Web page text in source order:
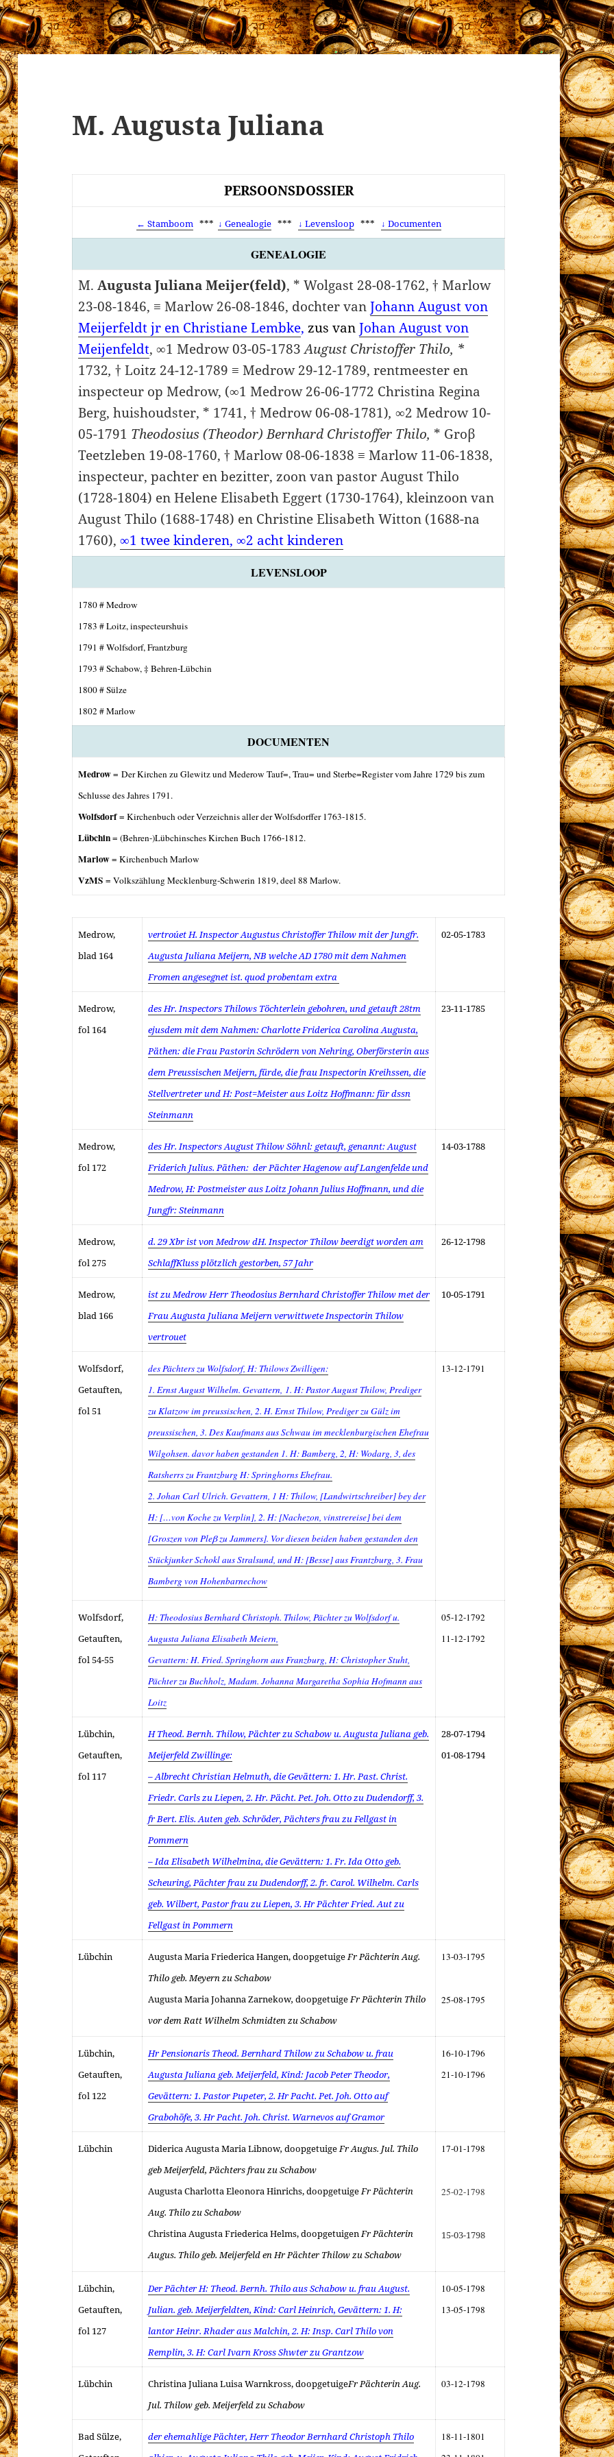
M. Augusta Juliana
PERSOONSDOSSIER
← Stamboom*** ↓ Genealogie *** ↓ Levensloop*** ↓ Documenten
GENEALOGIE
M. Augusta Juliana Meijer(feld), * Wolgast 28-08-1762, † Marlow
23-08-1846, ≡ Marlow 26-08-1846, dochter vanJohann August von
Meijerfeldt jr en Christiane Lembke, zus vanJohan August von
Meijenfeldt, ∞1 Medrow 03-05-1783August Chri­stoffer Thilo, *
1732, † Loitz 24-12-1789 ≡ Medrow 29-12-1789, rentmeester en
inspecteur op Medrow, (∞1 Medrow 26-06-1772 Chris­tina Regina
Berg, huishoudster, * 1741, † Medrow 06-08-1781), ∞2 Medrow 10-
05-1791 Theodosius (Theodor) Bernhard Christoffer Thilo, * Groβ
Teetzleben 19-08-1760, † Marlow 08-06-1838 ≡ Marlow 11-06-1838,
inspecteur, pachter en bezitter, zoon van pastor August Thilo
(1728-1804) en Helene Elisabeth Eggert (1730-1764), kleinzoon van
August Thilo (1688-1748) en Christine Elisabeth Witton (1688-na
1760), ∞1 twee kinderen, ∞2 acht kinderen
LEVENSLOOP
1780 # Medrow
1783 # Loitz, inspecteurshuis
1791 # Wolfsdorf, Frantzburg
1793 # Schabow, ‡ Behren-Lübchin
1800 # Sülze
1802 # Marlow
DOCUMENTEN
Medrow= Der Kirchen zu Glewitz und Mederow Tauf=, Trau= und Sterbe=Register vom Jahre 1729 bis zum
Schlusse des Jahres 1791.
Wolfsdorf= Kirchenbuch oder Verzeichnis aller der Wolfsdorffer 1763-1815.
Lübchin= (Behren-)Lübchinsches Kirchen Buch 1766-1812.
Marlow= Kirchenbuch Marlow
VzMS= VolkszählungMecklenburg-Schwerin 1819, deel 88 Marlow.
Medrow,
blad 164
vertroúetH. Inspector Augustus Christoffer Thilow mit der Jungfr.
Augusta Juliana Meijern, NB welche AD 1780 mit dem Nahmen
Fromen angesegnet ist. quod probentam extra
02-05-1783
Medrow,
fol 164
des Hr. Inspectors Thilows Töchterlein gebohren, und getauft 28tm
ejusdem mit dem Nahmen: Charlotte Friderica Carolina Augusta,
Päthen: die Frau Pastorin Schrödern von Nehring, Oberförsterin aus
dem Preussischen Meijern, fürde, die frau Inspectorin Kreihssen, die
Stellvertreter und H: Post=Meister aus Loitz Hoffmann: für dssn
Steinmann
23-11-1785
Medrow,
fol 172
des Hr. Inspectors August Thilow Söhnl: getauft, genannt: August
Friderich Julius. Päthen: der Pächter Hagenow auf Langenfelde und
Medrow, H: Postmeister aus Loitz Johann Julius Hoffmann, und die
Jungfr: Steinmann
14-03-1788
Medrow,
fol 275
d. 29 Xbr ist von Medrow dH. Inspector Thilow beerdigt worden am
SchlaffKluss plötzlich gestorben, 57 Jahr
26-12-1798
Medrow,
blad 166
ist zu Medrow Herr Theodosius Bernhard Christoffer Thilow met der
Frau Augusta Juliana Meijern verwittwete Inspectorin Thilow
vertrouet
10-05-1791
Wolfsdorf,
Getauften,
fol 51
des Pächters zu Wolfsdorf, H: Thilows Zwilligen:
1. Ernst August Wilhelm. Gevattern, 1. H: Pastor August Thilow, Prediger
zu Klatzow im preussischen, 2. H. Ernst Thilow, Prediger zu Gülz im
preussischen, 3. Des Kaufmans aus Schwau im mecklenburgischen Ehefrau
Wilgohsen. davor haben gestanden 1. H: Bamberg, 2, H: Wodarg, 3, des
Ratsherrs zu Frantzburg H: Springhorns Ehefrau.
2. Johan Carl Ulrich. Gevattern, 1 H: Thilow, [Landwirtschreiber] bey der
H: […von Koche zu Verplin], 2. H: [Nachezon, vinstrereise] bei dem
[Groszen von Pleβ zu Jammers]. Vor diesen beiden haben gestanden den
Stückjunker Schokl aus Stralsund, und H: [Besse] aus Frantzburg, 3. Frau
Bamberg von Hohenbarnechow
13-12-1791
Wolfsdorf,
Getauften,
fol 54-55
H: Theodosius Bernhard Christoph. Thilow, Pächter zu Wolfsdorf u.
Augusta Juliana Elisabeth Meiern,
Gevattern: H. Fried. Springhorn aus Franzburg, H: Christopher Stuht,
Pächter zu Buchholz, Madam. Johanna Margaretha Sophia Hofmann aus
Loitz
05-12-1792
11-12-1792
Lübchin,
Getauften,
fol 117
H Theod. Bernh. Thilow, Pächter zu Schabow u. Augusta Juliana geb.
Meijerfeld Zwillinge:
– Albrecht Christian Helmuth, die Gevättern: 1. Hr. Past. Christ.
Friedr. Carls zu Liepen, 2. Hr. Pächt. Pet. Joh. Otto zu Dudendorff, 3.
fr Bert. Elis. Auten geb. Schröder, Pächters frau zu Fellgast in
Pommern
– Ida Elisabeth Wilhelmina, die Gevättern: 1. Fr. Ida Otto geb.
Scheuring, Pächter frau zu Dudendorff, 2. fr. Carol. Wilhelm. Carls
geb. Wilbert, Pastor frau zu Liepen, 3. Hr Pächter Fried. Aut zu
Fellgast in Pommern
28-07-1794
01-08-1794
Lübchin Augusta Maria Friederica Hangen, doopgetuigeFr Pächterin Aug.
Thilo geb. Meyern zu Schabow
Augusta Maria Johanna Zarnekow, doopgetuigeFr Pächterin Thilo
vor dem Ratt Wilhelm Schmidten zu Schabow
13-03-1795
25-08-1795
Lübchin,
Getauften,
fol 122
Hr Pensionaris Theod. Bernhard Thilow zu Schabow u. frau
Augusta Juliana geb. Meijerfeld, Kind: Jacob Peter Theodor,
Gevättern: 1. Pastor Pupeter, 2. Hr Pacht. Pet. Joh. Otto auf
Grabohöfe, 3. Hr Pacht. Joh. Christ. Warnevos auf Gramor
16-10-1796
21-10-1796
Lübchin Diderica Augusta Maria Libnow, doopgetuigeFr Augus. Jul. Thilo
geb Meijerfeld, Pächters frau zu Schabow
Augusta Charlotta Eleonora Hinrichs, doopgetuigeFr Pächterin
Aug. Thilo zu Schabow
Christina Augusta Friederica Helms, doopgetuigenFr Pächterin
Augus. Thilo geb. Meijerfeld en Hr Pächter Thilow zu Schabow
17-01-1798
25-02-1798
15-03-1798
Lübchin,
Getauften,
fol 127
Der Pächter H: Theod. Bernh. Thilo aus Schabow u. frau August.
Julian. geb. Meijerfeldten, Kind: Carl Heinrich, Gevättern: 1. H:
lantor Heinr. Rhader aus Malchin, 2. H: Insp. Carl Thilo von
Remplin, 3. H: Carl Ivarn Kross Shwter zu Grantzow
10-05-1798
13-05-1798
Lübchin Christina Juliana Luisa Warnkross, doopgetuigeFr Pächterin Aug.
Jul. Thilow geb. Meijerfeld zu Schabow
03-12-1798
Bad Sülze,
der ehemahlige Pächter, Herr Theodor Bernhard Christoph Thilo
18-11-1801